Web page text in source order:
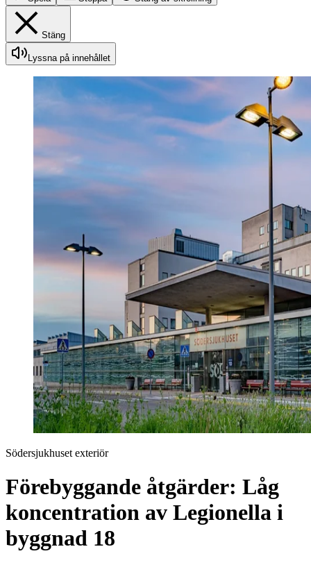
Stäng
Lyssna på innehållet
Södersjukhuset exteriör
Förebyggande åtgärder: Låg
koncentration av Legionella i
byggnad 18